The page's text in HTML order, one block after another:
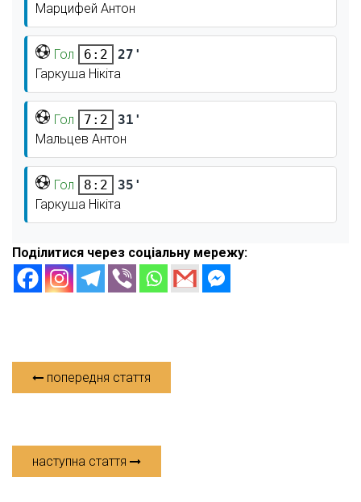
Марцифей Антон
Гол 6:2
27'
Гаркуша Нікіта
Гол 7:2
31'
Мальцев Антон
Гол 8:2
35'
Гаркуша Нікіта
Поділитися через соціальну мережу:
попередня стаття
наступна стаття